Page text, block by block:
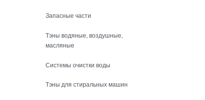
Запасные части
Тэны водяные, воздушные,
масляные
Системы очистки воды
Тэны для стиральных машин